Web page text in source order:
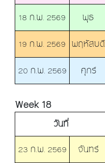
18 ก.พ. 2569
พุธ
19 ก.พ. 2569 พฤหัสบดี
20 ก.พ. 2569
ศุกร์
Week 18
วันที่
23 ก.พ. 2569
จันทร์